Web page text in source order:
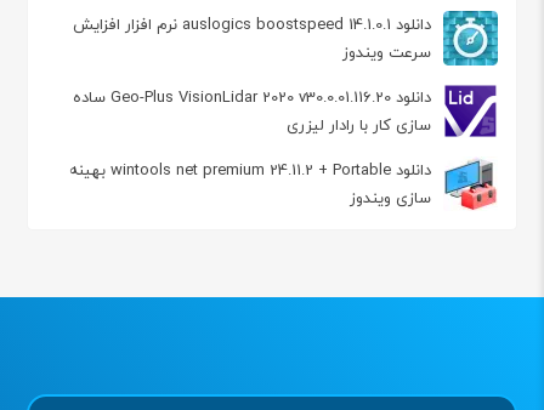
دانلود auslogics boostspeed 14.1.0.1 نرم افزار افزایش
سرعت ویندوز
دانلود Geo-Plus VisionLidar 2020 v30.0.01.116.20 ساده
سازی کار با رادار لیزری
دانلود wintools net premium 24.11.2 + Portable بهینه
سازی ویندوز